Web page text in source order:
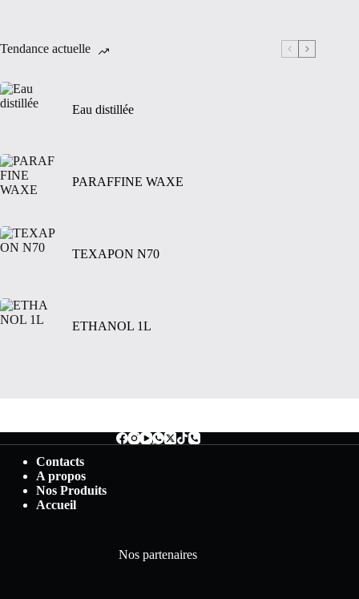
Tendance actuelle
Eau distillée
PARAFFINE WAXE
TEXAPON N70
ETHANOL 1L
Contacts
A propos
Nos Produits
Accueil
Nos partenaires